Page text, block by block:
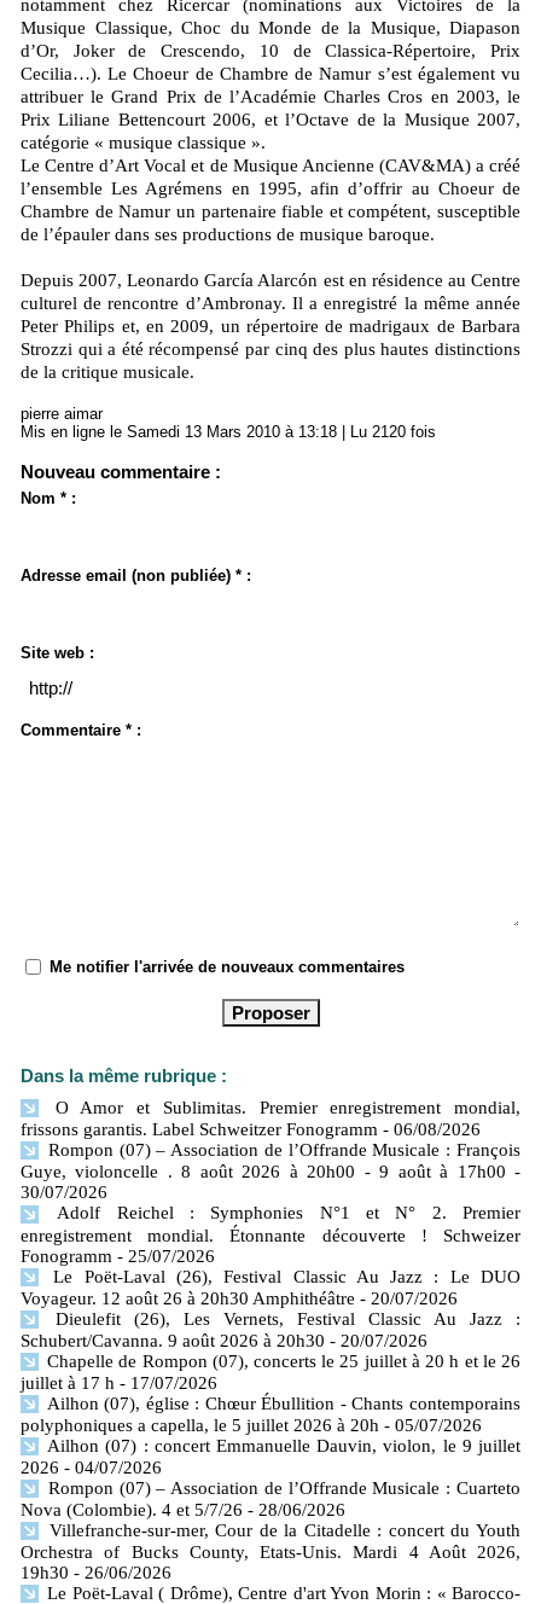
notamment chez Ricercar (nominations aux Victoires de la
Musique Classique, Choc du Monde de la Musique, Diapason
d’Or, Joker de Crescendo, 10 de Classica-Répertoire, Prix
Cecilia…). Le Choeur de Chambre de Namur s’est également vu
attribuer le Grand Prix de l’Académie Charles Cros en 2003, le
Prix Liliane Bettencourt 2006, et l’Octave de la Musique 2007,
catégorie « musique classique ».
Le Centre d’Art Vocal et de Musique Ancienne (CAV&MA) a créé
l’ensemble Les Agrémens en 1995, afin d’offrir au Choeur de
Chambre de Namur un partenaire fiable et compétent, susceptible
de l’épauler dans ses productions de musique baroque.
Depuis 2007, Leonardo García Alarcón est en résidence au Centre
culturel de rencontre d’Ambronay. Il a enregistré la même année
Peter Philips et, en 2009, un répertoire de madrigaux de Barbara
Strozzi qui a été récompensé par cinq des plus hautes distinctions
de la critique musicale.
pierre aimar
Mis en ligne le Samedi 13 Mars 2010 à 13:18 | Lu 2120 fois
Nouveau commentaire :
Nom * :
Adresse email (non publiée) * :
Site web :
Commentaire * :
Me notifier l'arrivée de nouveaux commentaires
Dans la même rubrique :
O Amor et Sublimitas. Premier enregistrement mondial,
frissons garantis. Label Schweitzer Fonogramm - 06/08/2026
Rompon (07) – Association de l’Offrande Musicale : François
Guye, violoncelle . 8 août 2026 à 20h00 - 9 août à 17h00 -
30/07/2026
Adolf Reichel : Symphonies N°1 et N° 2. Premier
enregistrement mondial. Étonnante découverte ! Schweizer
Fonogramm - 25/07/2026
Le Poët-Laval (26), Festival Classic Au Jazz : Le DUO
Voyageur. 12 août 26 à 20h30 Amphithéâtre - 20/07/2026
Dieulefit (26), Les Vernets, Festival Classic Au Jazz :
Schubert/Cavanna. 9 août 2026 à 20h30 - 20/07/2026
Chapelle de Rompon (07), concerts le 25 juillet à 20 h et le 26
juillet à 17 h - 17/07/2026
Ailhon (07), église : Chœur Ébullition - Chants contemporains
polyphoniques a capella, le 5 juillet 2026 à 20h - 05/07/2026
Ailhon (07) : concert Emmanuelle Dauvin, violon, le 9 juillet
2026 - 04/07/2026
Rompon (07) – Association de l’Offrande Musicale : Cuarteto
Nova (Colombie). 4 et 5/7/26 - 28/06/2026
Villefranche-sur-mer, Cour de la Citadelle : concert du Youth
Orchestra of Bucks County, Etats-Unis. Mardi 4 Août 2026,
19h30 - 26/06/2026
Le Poët-Laval ( Drôme), Centre d'art Yvon Morin : « Barocco-